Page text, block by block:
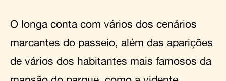
O longa conta com vários dos cenários
marcantes do passeio, além das aparições
de vários dos habitantes mais famosos da